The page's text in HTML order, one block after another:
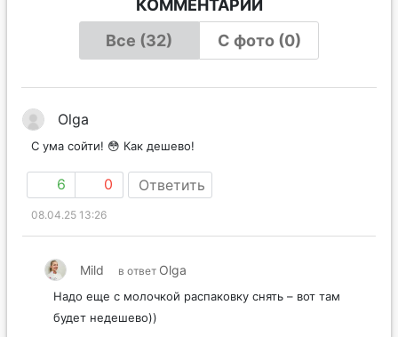
КОММЕНТАРИИ
Все (32)
С фото (0)
Olga
С ума сойти! 😳 Как дешево!
6 0 Ответить
08.04.25 13:26
Mild в ответ Olga
Надо еще с молочкой распаковку снять – вот там
будет недешево))